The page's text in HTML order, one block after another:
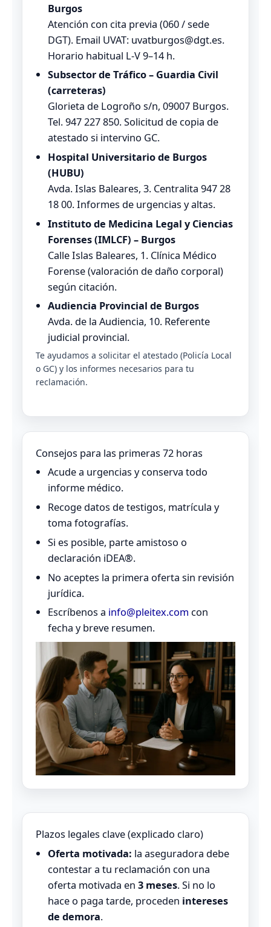
Burgos
Atención con cita previa (060 / sede
DGT). Email UVAT: uvatburgos@dgt.es.
Horario habitual L‑V 9–14 h.
Subsector de Tráfico – Guardia Civil
(carreteras)
Glorieta de Logroño s/n, 09007 Burgos.
Tel. 947 227 850. Solicitud de copia de
atestado si intervino GC.
Hospital Universitario de Burgos
(HUBU)
Avda. Islas Baleares, 3. Centralita 947 28
18 00. Informes de urgencias y altas.
Instituto de Medicina Legal y Ciencias
Forenses (IMLCF) – Burgos
Calle Islas Baleares, 1. Clínica Médico
Forense (valoración de daño corporal)
según citación.
Audiencia Provincial de Burgos
Avda. de la Audiencia, 10. Referente
judicial provincial.
Te ayudamos a solicitar el atestado (Policía Local
o GC) y los informes necesarios para tu
reclamación.
Consejos para las primeras 72 horas
Acude a urgencias y conserva todo
informe médico.
Recoge datos de testigos, matrícula y
toma fotografías.
Si es posible, parte amistoso o
declaración iDEA®.
No aceptes la primera oferta sin revisión
jurídica.
Escríbenos a info@pleitex.com con
fecha y breve resumen.
Plazos legales clave (explicado claro)
Oferta motivada: la aseguradora debe
contestar a tu reclamación con una
oferta motivada en 3 meses. Si no lo
hace o paga tarde, proceden intereses
de demora.